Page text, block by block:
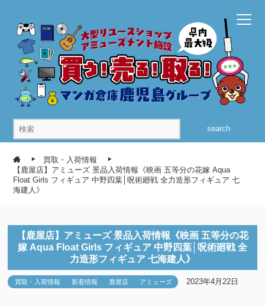
search
買取・入荷情報
【鹿屋店】アミューズ 景品入荷情報《映画 五等分の花嫁 Aqua
Float Girls フィギュア 中野四葉│呪術廻戦 全力造形フィギュア 七
海建人》
【鹿屋店】アミューズ 景品入荷情報《映画 五等分の花
嫁 Aqua Float Girls フィギュア 中野四葉│呪術廻戦 全
力造形フィギュア 七海建人》
買取・入荷情報 新着情報 鹿屋店 アミューズ 2023年4月22日